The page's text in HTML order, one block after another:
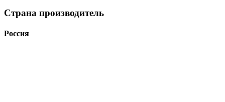
Страна производитель
Россия